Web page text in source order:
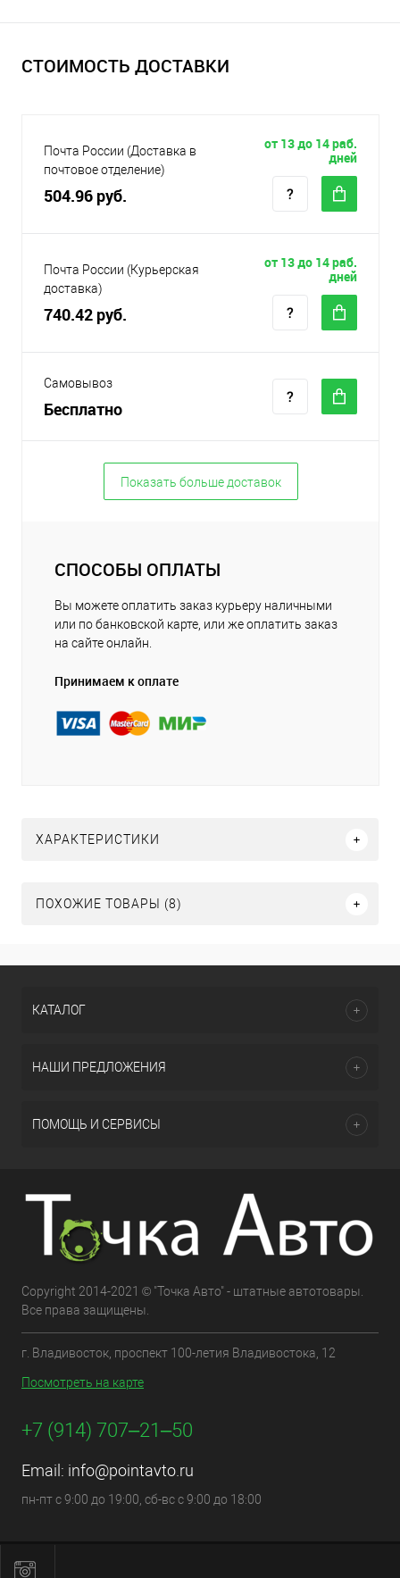
СТОИМОСТЬ ДОСТАВКИ
Почта России (Доставка в
почтовое отделение)
504.96 руб.
от 13 до 14 раб.
дней
Почта России (Курьерская
доставка)
740.42 руб.
от 13 до 14 раб.
дней
Самовывоз
Бесплатно
Показать больше доставок
СПОСОБЫ ОПЛАТЫ
Вы можете оплатить заказ курьеру наличными
или по банковской карте, или же оплатить заказ
на сайте онлайн.
Принимаем к оплате
ХАРАКТЕРИСТИКИ
ПОХОЖИЕ ТОВАРЫ (8)
КАТАЛОГ
НАШИ ПРЕДЛОЖЕНИЯ
ПОМОЩЬ И СЕРВИСЫ
Copyright 2014-2021 © "Точка Авто" - штатные автотовары.
Все права защищены.
г. Владивосток, проспект 100-летия Владивостока, 12
Посмотреть на карте
+7 (914) 707‒21‒50
Email: info@pointavto.ru
пн-пт с 9:00 до 19:00, сб-вс с 9:00 до 18:00